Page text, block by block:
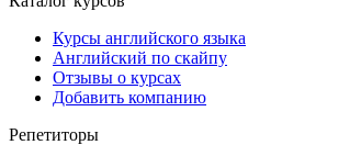
Курсы английского языка
Английский по скайпу
Отзывы о курсах
Добавить компанию
Репетиторы